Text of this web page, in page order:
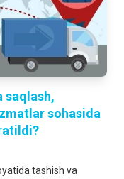
saqlash,
sohasida
tashish va